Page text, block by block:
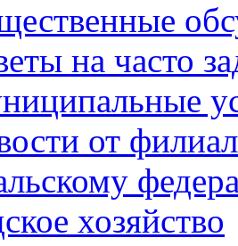
на часто
от
хозяйство